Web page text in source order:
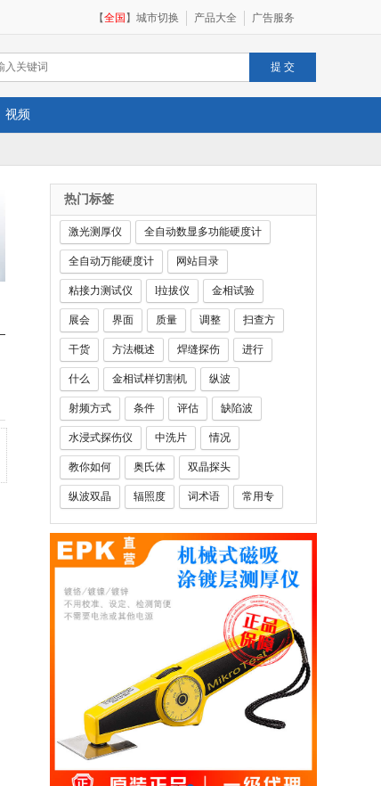
【全国 】 城市切换 产品大全 广告服务
视频
热门标签
激光测厚仪 全自动数显多功能硬度计
全自动万能硬度计 网站目录
粘接力测试仪 l拉拔仪 金相试验
展会 界面 质量 调整 扫查方
干货 方法概述 焊缝探伤 进行
什么 金相试样切割机 纵波
射频方式 条件 评估 缺陷波
水浸式探伤仪 中洗片 情况
教你如何 奥氏体 双晶探头
纵波双晶 辐照度 词术语 常用专
钢厚度 玻璃钢厚度仪 铅笔硬度计
人员 定义 千分表 百分表